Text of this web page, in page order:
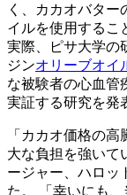
く、カカオバタ
イルを使用するこ
実際、ピサ大学の
ジンオリーブオイ
な被験者の心血管
実証する研究を発
「カカオ価格の
大な負担を強いて
ージャー、ハロッ
た。
「幸いにも